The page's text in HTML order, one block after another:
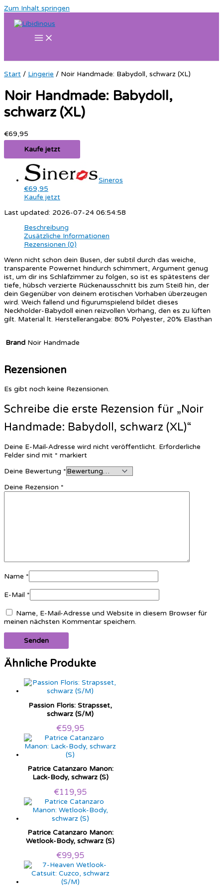
Zum Inhalt springen
Start / Lingerie / Noir Handmade: Babydoll, schwarz (XL)
Noir Handmade: Babydoll,
schwarz (XL)
€69,95
Kaufe jetzt
Sineros
€69,95
Kaufe jetzt
Last updated: 2026-07-24 06:54:58
Beschreibung
Zusätzliche Informationen
Rezensionen (0)
Wenn nicht schon dein Busen, der subtil durch das weiche,
transparente Powernet hindurch schimmert, Argument genug
ist, um dir ins Schlafzimmer zu folgen, so ist es spätestens der
tiefe, hübsch verzierte Rückenausschnitt bis zum Steiß hin, der
dein Gegenüber von deinem erotischen Vorhaben überzeugen
wird. Weich fallend und figurumspielend bildet dieses
Neckholder-Babydoll einen reizvollen Vorhang, den es zu lüften
gilt. Material lt. Herstellerangabe: 80% Polyester, 20% Elasthan
Brand Noir Handmade
Rezensionen
Es gibt noch keine Rezensionen.
Schreibe die erste Rezension für „Noir
Handmade: Babydoll, schwarz (XL)“
Deine E-Mail-Adresse wird nicht veröffentlicht. Erforderliche
Felder sind mit * markiert
Deine Bewertung *
Deine Rezension *
Name *
E-Mail *
Name, E-Mail-Adresse und Website in diesem Browser für
meinen nächsten Kommentar speichern.
Ähnliche Produkte
Passion Floris: Strapsset,
schwarz (S/M)
€59,95
Patrice Catanzaro Manon:
Lack-Body, schwarz (S)
€119,95
Patrice Catanzaro Manon:
Wetlook-Body, schwarz (S)
€99,95